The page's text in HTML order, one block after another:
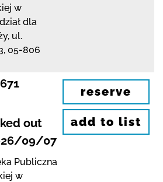
w
dla
ul.
, 05-806
out
09/07
Publiczna
w
reserve
add to list